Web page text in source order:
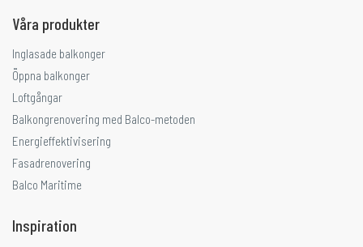
Våra produkter
Inglasade balkonger
Öppna balkonger
Loftgångar
Balkongrenovering med Balco-metoden
Energieffektivisering
Fasadrenovering
Balco Maritime
Inspiration